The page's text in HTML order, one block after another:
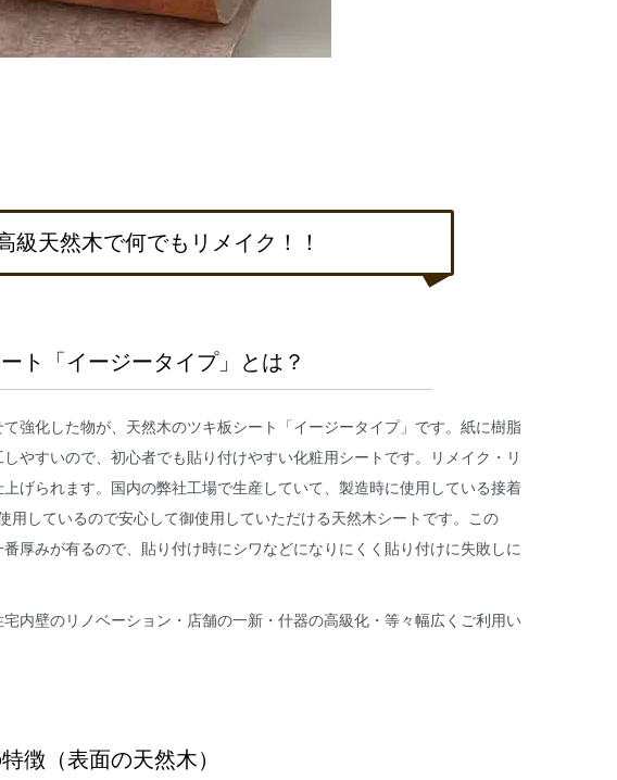
級天然木で何でもリメイク！！
ト「イージータイプ」とは？
強化した物が、天然木のツキ板シート「イージータイプ」です。紙に樹脂
やすいので、初心者でも貼り付けやすい化粧用シートです。リメイク・リ
げられます。国内の弊社工場で生産していて、製造時に使用している接着
しているので安心して御使用していただける天然木シートです。この
厚みが有るので、貼り付け時にシワなどになりにくく貼り付けに失敗しに
内壁のリノベーション・店舗の一新・什器の高級化・等々幅広くご利用い
徴（表面の天然木）